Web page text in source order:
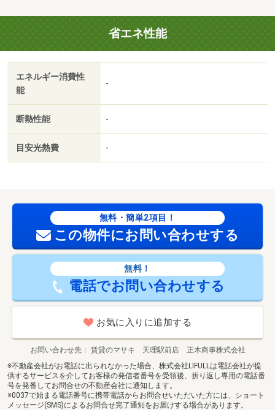
省エネ性能
エネルギー消費性
能
-
断熱性能 -
目安光熱費 -
無料・簡単2項目！
この物件にお問い合わせする
無料！
電話でお問い合わせする
お気に入りに追加する
お問い合わせ先
賃貸のマサキ 天理駅前店 正木商事株式会社
※不動産会社がお電話に出られなかった場合、株式会社LIFULLは電話会社が提
供するサービスを介してお客様の発信者番号を受領後、折り返し専用の電話番
号を発番してお問合せの不動産会社に通知します。
※0037で始まる電話番号に携帯電話からお問合せいただいた方には、ショート
メッセージ(SMS)によるお問合せ完了通知をお届けする場合があります。